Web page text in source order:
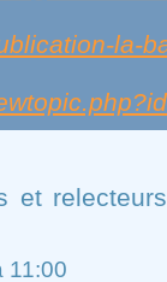
la-
et
11:00